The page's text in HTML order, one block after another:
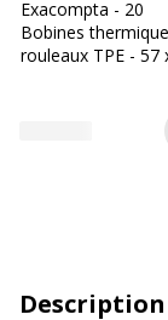
Exacompta - 20
Bobines
rouleaux TPE - 57
Description